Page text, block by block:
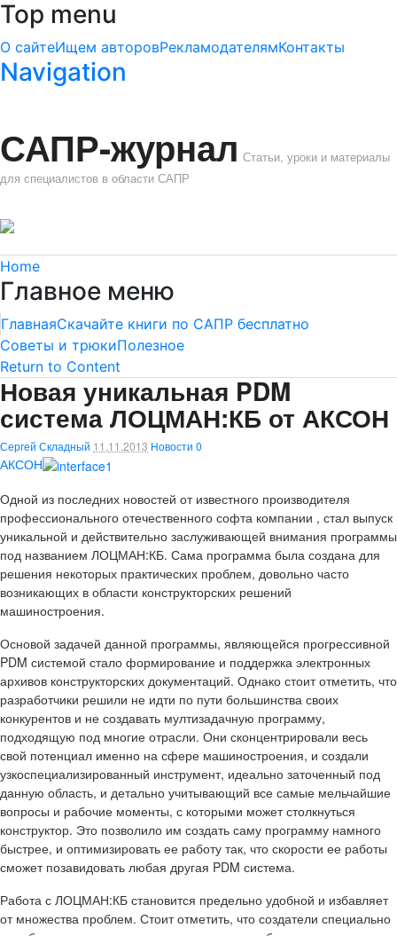
Top menu
О сайтеИщем авторовРекламодателямКонтакты
Navigation
САПР-журнал Статьи, уроки и материалы
для специалистов в области САПР
Home
Главное меню
ГлавнаяСкачайте книги по САПР бесплатно
Советы и трюкиПолезное
Return to Content
Новая уникальная PDM
система ЛОЦМАН:КБ от АКСОН
Сергей Складный 11.11.2013 Новости 0
АКСОН
Одной из последних новостей от известного производителя
профессионального отечественного софта компании , стал выпуск
уникальной и действительно заслуживающей внимания программы
под названием ЛОЦМАН:КБ. Сама программа была создана для
решения некоторых практических проблем, довольно часто
возникающих в области конструкторских решений
машиностроения.
Основой задачей данной программы, являющейся прогрессивной
PDM системой стало формирование и поддержка электронных
архивов конструкторских документаций. Однако стоит отметить, что
разработчики решили не идти по пути большинства своих
конкурентов и не создавать мултизадачную программу,
подходящую под многие отрасли. Они сконцентрировали весь
свой потенциал именно на сфере машиностроения, и создали
узкоспециализированный инструмент, идеально заточенный под
данную область, и детально учитывающий все самые мельчайшие
вопросы и рабочие моменты, с которыми может столкнуться
конструктор. Это позволило им создать саму программу намного
быстрее, и оптимизировать ее работу так, что скорости ее работы
сможет позавидовать любая другая PDM система.
Работа с ЛОЦМАН:КБ становится предельно удобной и избавляет
от множества проблем. Стоит отметить, что создатели специально